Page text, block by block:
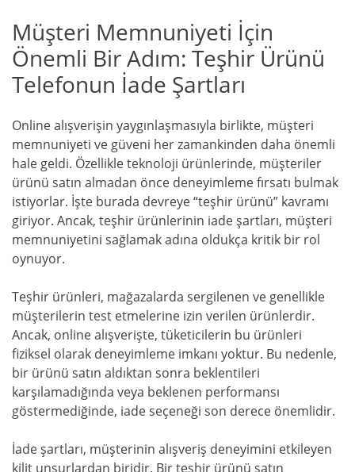
Müşteri Memnuniyeti İçin
Önemli Bir Adım: Teşhir Ürünü
Telefonun İade Şartları
Online alışverişin yaygınlaşmasıyla birlikte, müşteri
memnuniyeti ve güveni her zamankinden daha önemli
hale geldi. Özellikle teknoloji ürünlerinde, müşteriler
ürünü satın almadan önce deneyimleme fırsatı bulmak
istiyorlar. İşte burada devreye “teşhir ürünü” kavramı
giriyor. Ancak, teşhir ürünlerinin iade şartları, müşteri
memnuniyetini sağlamak adına oldukça kritik bir rol
oynuyor.
Teşhir ürünleri, mağazalarda sergilenen ve genellikle
müşterilerin test etmelerine izin verilen ürünlerdir.
Ancak, online alışverişte, tüketicilerin bu ürünleri
fiziksel olarak deneyimleme imkanı yoktur. Bu nedenle,
bir ürünü satın aldıktan sonra beklentileri
karşılamadığında veya beklenen performansı
göstermediğinde, iade seçeneği son derece önemlidir.
İade şartları, müşterinin alışveriş deneyimini etkileyen
kilit unsurlardan biridir. Bir teşhir ürünü satın